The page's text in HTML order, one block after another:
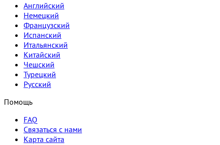
Английский
Немецкий
Французский
Испанский
Итальянский
Китайский
Чешский
Турецкий
Русский
Помощь
FAQ
Связаться с нами
Карта сайта